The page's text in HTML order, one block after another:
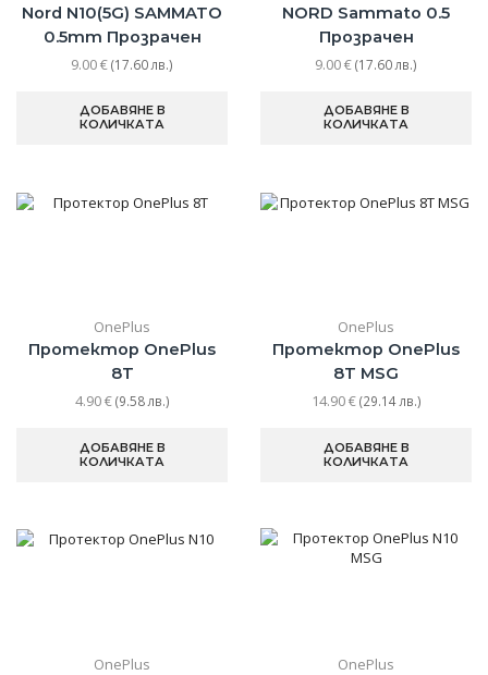
Nord N10(5G) SAMMATO
0.5mm Прозрачен
9.00€(17.60 лв.)
ДОБАВЯНЕ В
КОЛИЧКАТА
NORD Sammato 0.5
Прозрачен
9.00€(17.60 лв.)
ДОБАВЯНЕ В
КОЛИЧКАТА
OnePlus
Протектор OnePlus
8T
4.90€(9.58 лв.)
ДОБАВЯНЕ В
КОЛИЧКАТА
OnePlus
Протектор OnePlus
8T MSG
14.90€(29.14 лв.)
ДОБАВЯНЕ В
КОЛИЧКАТА
OnePlus
OnePlus